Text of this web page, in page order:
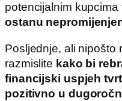
potencijalnim kupcima
ostanu
Posljednje, ali nipošto
razmislite kako bi
financijski uspjeh
pozitivno u